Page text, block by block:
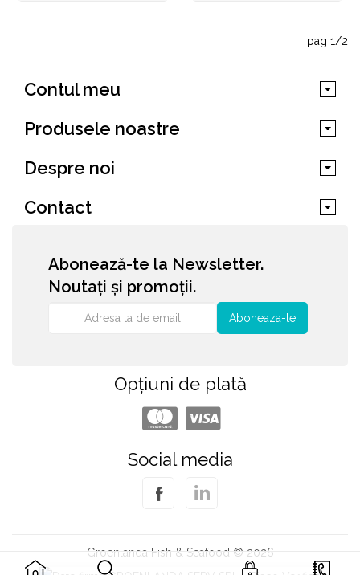
pag 1/2
Contul meu
Produsele noastre
Despre noi
Contact
Abonează-te la Newsletter.
Noutați și promoții.
Aboneaza-te
Opțiuni de plată
Social media
Groenlanda Fish & Seafood © 2026